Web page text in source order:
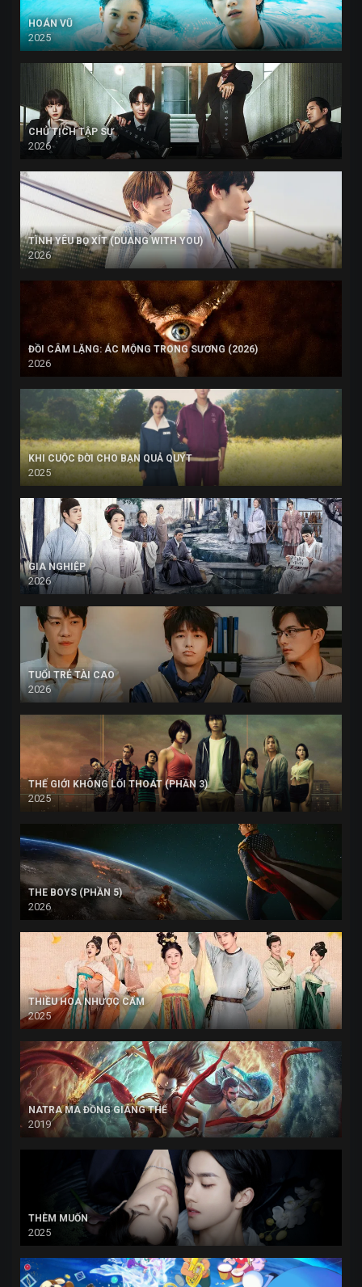
HOÁN VŨ
2025
CHỦ TỊCH TẬP SỰ
2026
TÌNH YÊU BỌ XÍT (DUANG WITH YOU)
2026
ĐỒI CÂM LẶNG: ÁC MỘNG TRONG SƯƠNG (2026)
2026
KHI CUỘC ĐỜI CHO BẠN QUẢ QUÝT
2025
GIA NGHIỆP
2026
TUỔI TRẺ TÀI CAO
2026
THẾ GIỚI KHÔNG LỐI THOÁT (PHẦN 3)
2025
THE BOYS (PHẦN 5)
2026
THIỀU HOA NHƯỢC CẨM
2025
NATRA MA ĐỒNG GIÁNG THẾ
2019
THÈM MUỐN
2025